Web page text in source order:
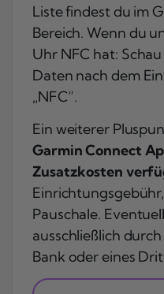
Liste findest du im
Bereich. Wenn du
Uhr NFC hat:
Daten nach dem
„NFC“.
Ein weiterer
Garmin Connect
Zusatzkosten
Pauschale.
ausschließlich
Bank oder eines